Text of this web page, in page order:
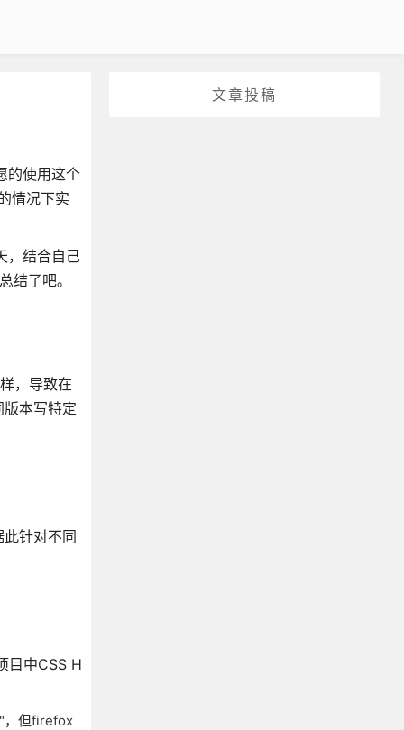
文章投稿
的使用这个
情况下实
，结合自己
结了吧。
，导致在
本写特定
针对不同
目中CSS H
，但firefox